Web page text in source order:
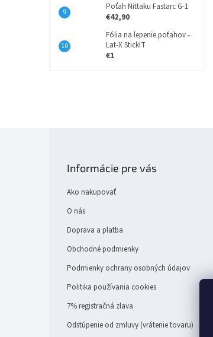
Poťah Nittaku Fastarc G-1
€42,90
Fólia na lepenie poťahov -
Lat-X StickIT
€1
Informácie pre vás
Ako nakupovať
O nás
Doprava a platba
Obchodné podmienky
Podmienky ochrany osobných údajov
Politika používania cookies
7% registračná zlava
Odstúpenie od zmluvy (vrátenie tovaru)